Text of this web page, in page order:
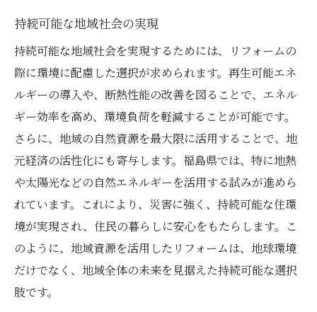
持続可能な地域社会の実現
持続可能な地域社会を実現するためには、リフォームの
際に環境に配慮した選択が求められます。再生可能エネ
ルギーの導入や、断熱性能の改善を図ることで、エネル
ギー効率を高め、環境負荷を軽減することが可能です。
さらに、地域の自然資源を最大限に活用することで、地
元経済の活性化にも寄与します。福島県では、特に地熱
や太陽光などの自然エネルギーを活用する試みが進めら
れています。これにより、災害に強く、持続可能な住環
境が実現され、住民の暮らしに安心をもたらします。こ
のように、地域資源を活用したリフォームは、地球環境
だけでなく、地域全体の未来を見据えた持続可能な選択
肢です。